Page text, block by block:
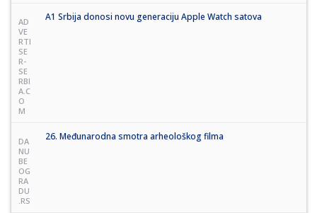
AD
VE
RTI
SE
R-
SE
RBI
A.C
O
M
A1 Srbija donosi novu generaciju Apple Watch satova
DA
NU
BE
OG
RA
DU
.RS
26. Međunarodna smotra arheološkog filma